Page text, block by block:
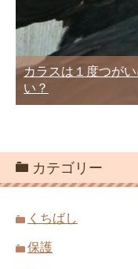
カラスは１度つが
い？
カテゴリー
くちばし
保護